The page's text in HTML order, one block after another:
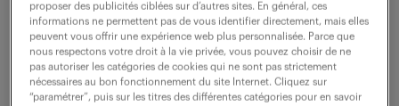
voir l'offre
proposer des publicités ciblées sur d’autres sites. En général, ces
informations ne permettent pas de vous identifier directement, mais elles
peuvent vous offrir une expérience web plus personnalisée. Parce que
nous respectons votre droit à la vie privée, vous pouvez choisir de ne
pas autoriser les catégories de cookies qui ne sont pas strictement
nécessaires au bon fonctionnement du site Internet. Cliquez sur
“paramétrer”, puis sur les titres des différentes catégories pour en savoir